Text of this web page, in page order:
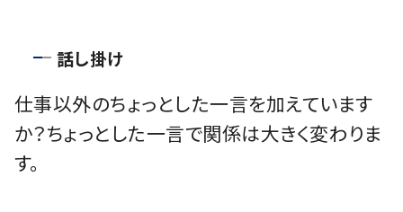
話し掛け
仕事以外のちょっとした一言を加えています
か？ちょっとした一言で関係は大きく変わりま
す。